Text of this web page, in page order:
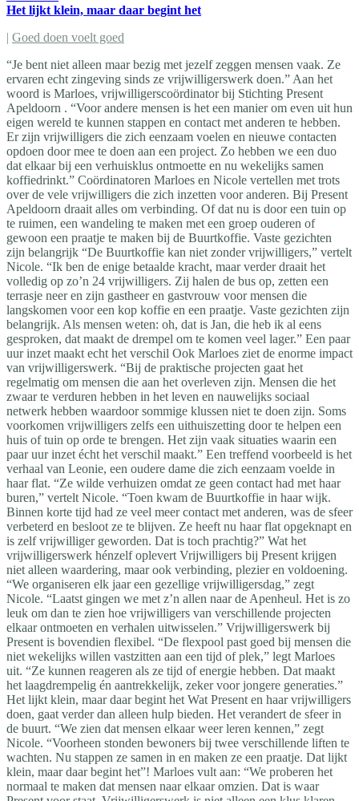
Het lijkt klein, maar daar begint het
| Goed doen voelt goed
“Je bent niet alleen maar bezig met jezelf zeggen mensen vaak. Ze
ervaren echt zingeving sinds ze vrijwilligerswerk doen.” Aan het
woord is Marloes, vrijwilligerscoördinator bij Stichting Present
Apeldoorn . “Voor andere mensen is het een manier om even uit hun
eigen wereld te kunnen stappen en contact met anderen te hebben.
Er zijn vrijwilligers die zich eenzaam voelen en nieuwe contacten
opdoen door mee te doen aan een project. Zo hebben we een duo
dat elkaar bij een verhuisklus ontmoette en nu wekelijks samen
koffiedrinkt.” Coördinatoren Marloes en Nicole vertellen met trots
over de vele vrijwilligers die zich inzetten voor anderen. Bij Present
Apeldoorn draait alles om verbinding. Of dat nu is door een tuin op
te ruimen, een wandeling te maken met een groep ouderen of
gewoon een praatje te maken bij de Buurtkoffie. Vaste gezichten
zijn belangrijk “De Buurtkoffie kan niet zonder vrijwilligers,” vertelt
Nicole. “Ik ben de enige betaalde kracht, maar verder draait het
volledig op zo’n 24 vrijwilligers. Zij halen de bus op, zetten een
terrasje neer en zijn gastheer en gastvrouw voor mensen die
langskomen voor een kop koffie en een praatje. Vaste gezichten zijn
belangrijk. Als mensen weten: oh, dat is Jan, die heb ik al eens
gesproken, dat maakt de drempel om te komen veel lager.” Een paar
uur inzet maakt echt het verschil Ook Marloes ziet de enorme impact
van vrijwilligerswerk. “Bij de praktische projecten gaat het
regelmatig om mensen die aan het overleven zijn. Mensen die het
zwaar te verduren hebben in het leven en nauwelijks sociaal
netwerk hebben waardoor sommige klussen niet te doen zijn. Soms
voorkomen vrijwilligers zelfs een uithuiszetting door te helpen een
huis of tuin op orde te brengen. Het zijn vaak situaties waarin een
paar uur inzet écht het verschil maakt.” Een treffend voorbeeld is het
verhaal van Leonie, een oudere dame die zich eenzaam voelde in
haar flat. “Ze wilde verhuizen omdat ze geen contact had met haar
buren,” vertelt Nicole. “Toen kwam de Buurtkoffie in haar wijk.
Binnen korte tijd had ze veel meer contact met anderen, was de sfeer
verbeterd en besloot ze te blijven. Ze heeft nu haar flat opgeknapt en
is zelf vrijwilliger geworden. Dat is toch prachtig?” Wat het
vrijwilligerswerk hénzelf oplevert Vrijwilligers bij Present krijgen
niet alleen waardering, maar ook verbinding, plezier en voldoening.
“We organiseren elk jaar een gezellige vrijwilligersdag,” zegt
Nicole. “Laatst gingen we met z’n allen naar de Apenheul. Het is zo
leuk om dan te zien hoe vrijwilligers van verschillende projecten
elkaar ontmoeten en verhalen uitwisselen.” Vrijwilligerswerk bij
Present is bovendien flexibel. “De flexpool past goed bij mensen die
niet wekelijks willen vastzitten aan een tijd of plek,” legt Marloes
uit. “Ze kunnen reageren als ze tijd of energie hebben. Dat maakt
het laagdrempelig én aantrekkelijk, zeker voor jongere generaties.”
Het lijkt klein, maar daar begint het Wat Present en haar vrijwilligers
doen, gaat verder dan alleen hulp bieden. Het verandert de sfeer in
de buurt. “We zien dat mensen elkaar weer leren kennen,” zegt
Nicole. “Voorheen stonden bewoners bij twee verschillende liften te
wachten. Nu stappen ze samen in en maken ze een praatje. Dat lijkt
klein, maar daar begint het”! Marloes vult aan: “We proberen het
normaal te maken dat mensen naar elkaar omzien. Dat is waar